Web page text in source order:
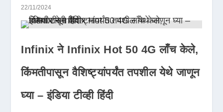
22/11/2024
Infinix ने Infinix Hot 50 4G लाँच केले,
किंमतीपासून वैशिष्ट्यांपर्यंत तपशील येथे जाणून
घ्या – इंडिया टीव्ही हिंदी